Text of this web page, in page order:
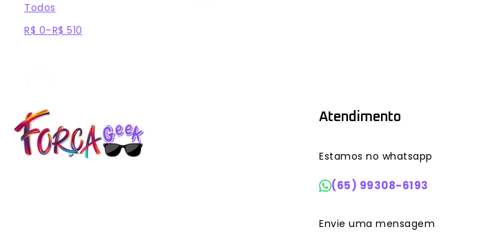
Todos
R$ 0–R$ 510
Atendimento
Estamos no whatsapp
(65) 99308-6193
Envie uma mensagem